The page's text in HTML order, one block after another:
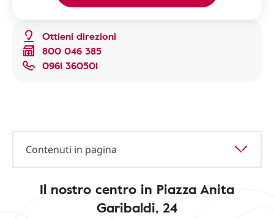
Ottieni direzioni
800 046 385
0961 360501
Contenuti in pagina
Il nostro centro in Piazza Anita
Garibaldi, 24